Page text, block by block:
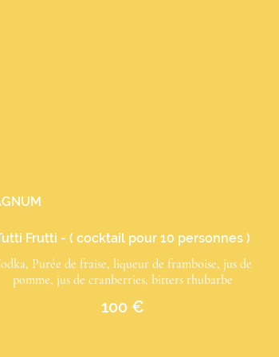
Frutti - ( cocktail pour 10 personnes )
Purée de fraise, liqueur de framboise, jus de
100 €